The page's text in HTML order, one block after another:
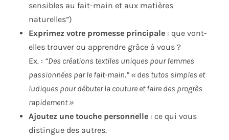
sensibles au fait-main et aux matières
naturelles”)
Exprimez votre promesse principale : que vont-
elles trouver ou apprendre grâce à vous ?
Ex. : “Des créations textiles uniques pour femmes
passionnées par le fait-main.” « des tutos simples et
ludiques pour débuter la couture et faire des progrès
rapidement »
Ajoutez une touche personnelle : ce qui vous
distingue des autres.